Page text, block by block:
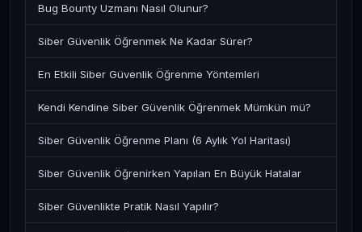
Bug Bounty Uzmanı Nasıl Olunur?
Siber Güvenlik Öğrenmek Ne Kadar Sürer?
En Etkili Siber Güvenlik Öğrenme Yöntemleri
Kendi Kendine Siber Güvenlik Öğrenmek Mümkün mü?
Siber Güvenlik Öğrenme Planı (6 Aylık Yol Haritası)
Siber Güvenlik Öğrenirken Yapılan En Büyük Hatalar
Siber Güvenlikte Pratik Nasıl Yapılır?